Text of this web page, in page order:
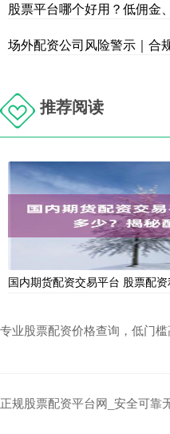
股票平台哪个好用？低佣金
场外配资公司风险警示｜合
推荐阅读
国内期货配资交易平台 股票配
专业股票配资价格查询，低门
正规股票配资平台网_安全可靠